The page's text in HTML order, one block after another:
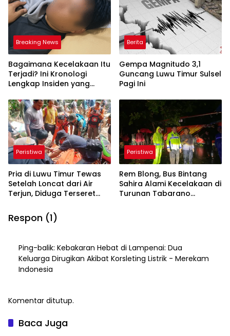
Breaking News
Bagaimana Kecelakaan Itu
Terjadi? Ini Kronologi
Lengkap Insiden yang
Berita
Gempa Magnitudo 3,1
Guncang Luwu Timur Sulsel
Pagi Ini
Peristiwa
Pria di Luwu Timur Tewas
Setelah Loncat dari Air
Terjun, Diduga Terseret
Peristiwa
Rem Blong, Bus Bintang
Sahira Alami Kecelakaan di
Turunan Tabarano
Respon (1)
Ping-balik: Kebakaran Hebat di Lampenai: Dua
Keluarga Dirugikan Akibat Korsleting Listrik - Merekam
Indonesia
Komentar ditutup.
Baca Juga